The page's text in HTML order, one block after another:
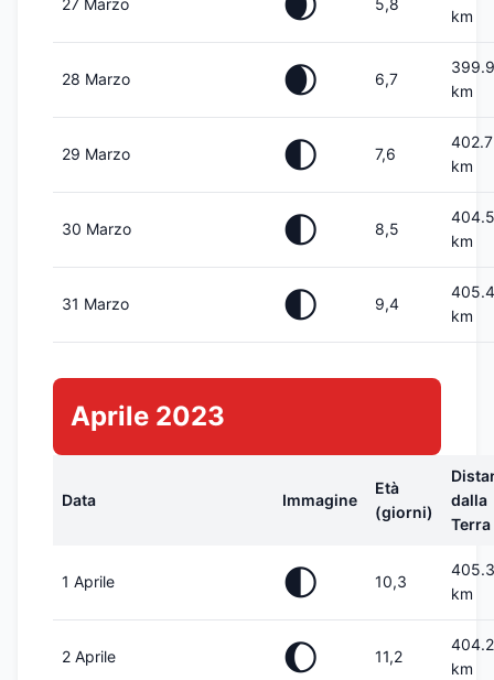
27 Marzo 5,8
km
28 Marzo 🌒 6,7
km
29 Marzo 🌓 7,6
km
30 Marzo 🌓 8,5
km
31 Marzo 🌓 9,4
km
Aprile 2023
Data Immagine
Età
(giorni)
dalla
Terra
1 Aprile 🌓 10,3
km
2 Aprile 🌔 11,2
km